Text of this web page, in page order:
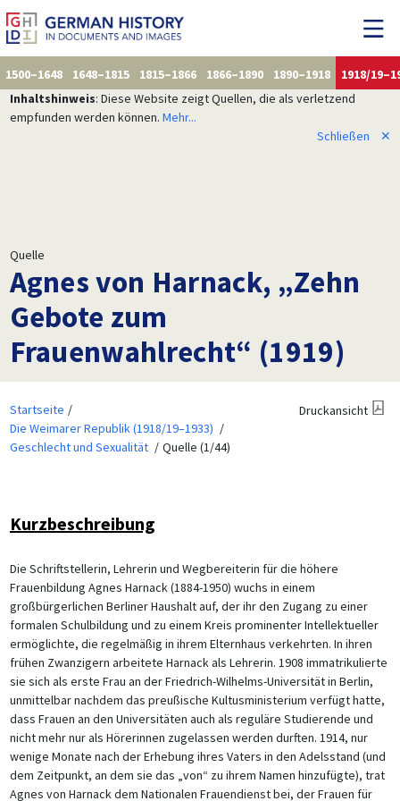
1500–1648 1648–1815 1815–1866 1866–1890 1890–1918
1918/
Inhaltshinweis: Diese Website zeigt Quellen, die als verletzend
empfunden werden können. Mehr...
Schließen
✕
Quelle
Agnes von Harnack, „Zehn
Gebote zum
Frauenwahlrecht“ (1919)
Startseite
Die Weimarer Republik (1918/19–1933)
Geschlecht und Sexualität
Quelle (1/44)
Druckansicht
Kurzbeschreibung
Die Schriftstellerin, Lehrerin und Wegbereiterin für die höhere
Frauenbildung Agnes Harnack (1884-1950) wuchs in einem
großbürgerlichen Berliner Haushalt auf, der ihr den Zugang zu einer
formalen Schulbildung und zu einem Kreis prominenter Intellektueller
ermöglichte, die regelmäßig in ihrem Elternhaus verkehrten. In ihren
frühen Zwanzigern arbeitete Harnack als Lehrerin. 1908 immatrikulierte
sie sich als erste Frau an der Friedrich-Wilhelms-Universität in Berlin,
unmittelbar nachdem das preußische Kultusministerium verfügt hatte,
dass Frauen an den Universitäten auch als reguläre Studierende und
nicht mehr nur als Hörerinnen zugelassen werden durften. 1914, nur
wenige Monate nach der Erhebung ihres Vaters in den Adelsstand (und
dem Zeitpunkt, an dem sie das „von“ zu ihrem Namen hinzufügte), trat
Agnes von Harnack dem Nationalen Frauendienst bei, der Frauen für